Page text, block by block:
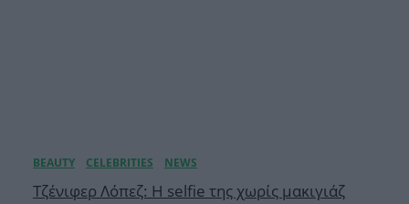
Τζένιφερ Λόπεζ: Η selfie της χωρίς μακιγιάζ